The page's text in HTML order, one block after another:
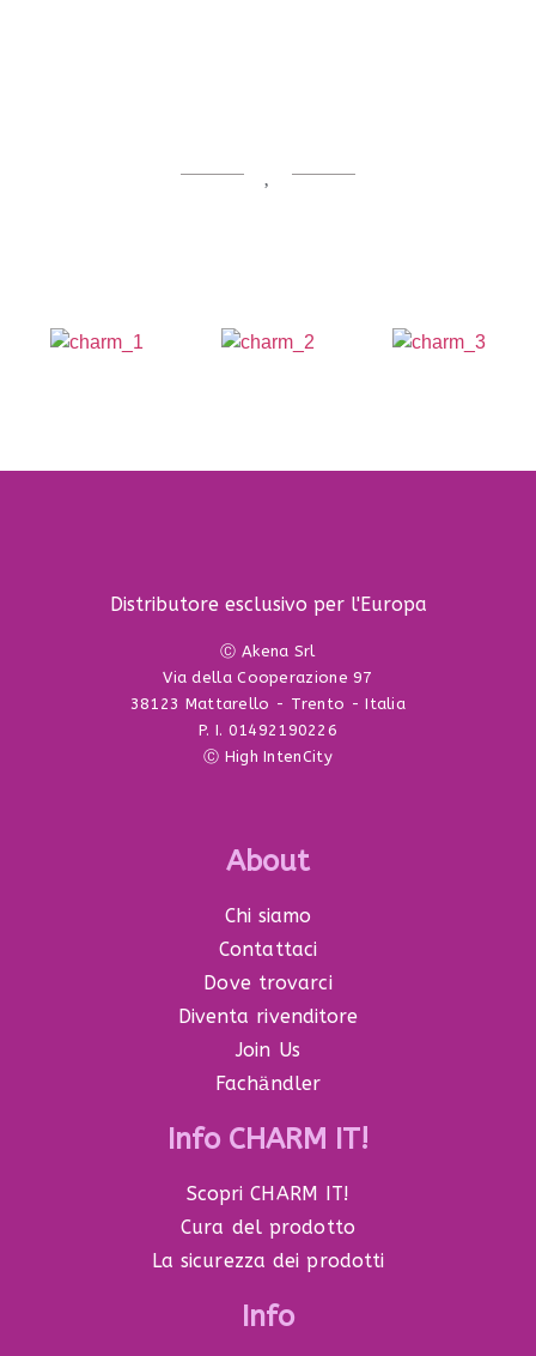
Distributore esclusivo per l'Europa
Ⓒ Akena Srl
Via della Cooperazione 97
38123 Mattarello - Trento - Italia
P. I. 01492190226
Ⓒ High IntenCity
About
Chi siamo
Contattaci
Dove trovarci
Diventa rivenditore
Join Us
Fachӓndler
Info CHARM IT!
Scopri CHARM IT!
Cura del prodotto
La sicurezza dei prodotti
Info